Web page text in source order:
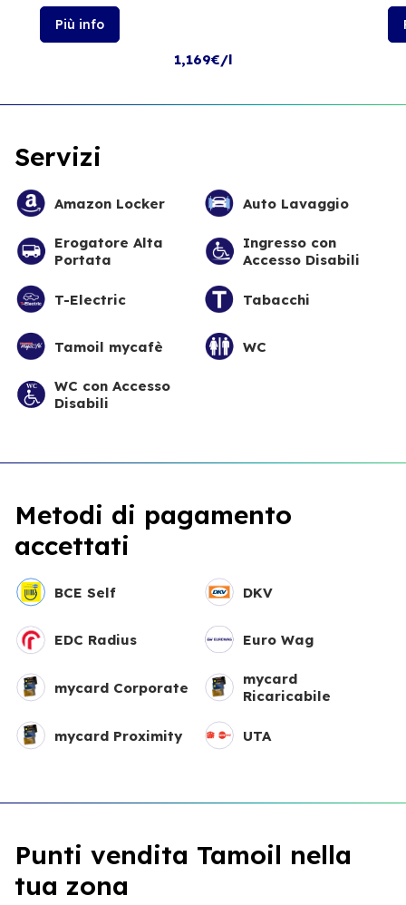
Più info
1,169€/l
Servizi
Amazon Locker Auto Lavaggio
Erogatore Alta
Portata
Ingresso con
Accesso Disabili
T-Electric Tabacchi
Tamoil mycafè WC
WC con Accesso
Disabili
Metodi di pagamento
accettati
BCE Self DKV
EDC Radius Euro Wag
mycard Corporate
mycard
Ricaricabile
mycard Proximity UTA
Punti vendita Tamoil nella
tua zona